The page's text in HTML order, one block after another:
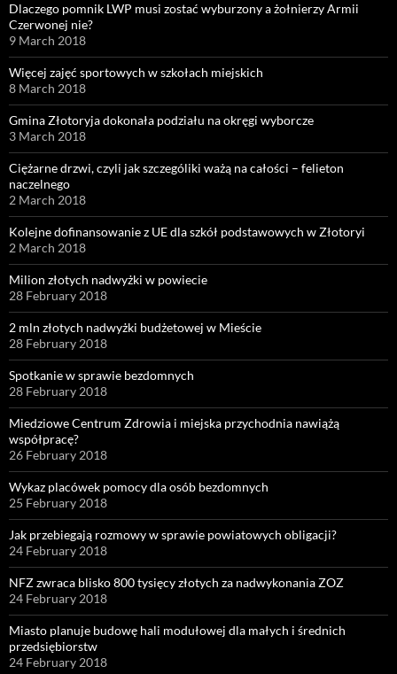
Dlaczego pomnik LWP musi zostać wyburzony a żołnierzy Armii
Czerwonej nie?
9 March 2018
Więcej zajęć sportowych w szkołach miejskich
8 March 2018
Gmina Złotoryja dokonała podziału na okręgi wyborcze
3 March 2018
Ciężarne drzwi, czyli jak szczególiki ważą na całości – felieton
naczelnego
2 March 2018
Kolejne dofinansowanie z UE dla szkół podstawowych w Złotoryi
2 March 2018
Milion złotych nadwyżki w powiecie
28 February 2018
2 mln złotych nadwyżki budżetowej w Mieście
28 February 2018
Spotkanie w sprawie bezdomnych
28 February 2018
Miedziowe Centrum Zdrowia i miejska przychodnia nawiążą
współpracę?
26 February 2018
Wykaz placówek pomocy dla osób bezdomnych
25 February 2018
Jak przebiegają rozmowy w sprawie powiatowych obligacji?
24 February 2018
NFZ zwraca blisko 800 tysięcy złotych za nadwykonania ZOZ
24 February 2018
Miasto planuje budowę hali modułowej dla małych i średnich
przedsiębiorstw
24 February 2018